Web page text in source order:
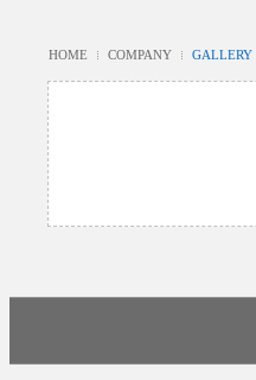
HOME COMPANY GALLERY